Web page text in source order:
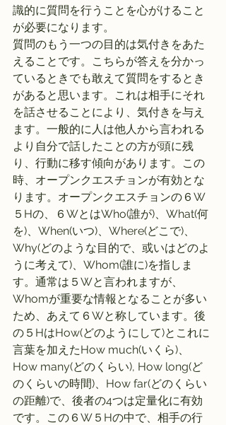
識的に質問を行うことを心がけること
が必要になります。
質問のもう一つの目的は気付きをあた
えることです。こちらが答えを分かっ
ているときでも敢えて質問をするとき
があると思います。これは相手にそれ
を話させることにより、気付きを与え
ます。一般的に人は他人から言われる
より自分で話したことの方が頭に残
り、行動に移す傾向があります。この
時、オープンクエスチョンが有効とな
ります。オープンクエスチョンの６W
５Hの、６WとはWho(誰が)、What(何
を)、When(いつ)、Where(どこで)、
Why(どのような目的で、或いはどのよ
うに考えて)、Whom(誰に)を指しま
す。通常は５Wと言われますが、
Whomが重要な情報となることが多い
ため、あえて６Wと称しています。後
の５HはHow(どのようにして)とこれに
言葉を加えたHow much(いくら)、
How many(どのくらい), How long(ど
のくらいの時間)、How far(どのくらい
の距離)で、後者の4つは定量化に有効
です。この６W５Hの中で、相手の行